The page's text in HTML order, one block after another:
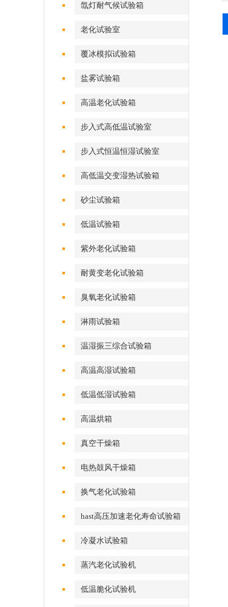
氙灯耐气候试验箱
老化试验室
覆冰模拟试验箱
盐雾试验箱
高温老化试验箱
步入式高低温试验室
步入式恒温恒湿试验室
高低温交变湿热试验箱
砂尘试验箱
低温试验箱
紫外老化试验箱
耐黄变老化试验箱
臭氧老化试验箱
淋雨试验箱
温湿振三综合试验箱
高温高湿试验箱
低温低湿试验箱
高温烘箱
真空干燥箱
电热鼓风干燥箱
换气老化试验箱
hast高压加速老化寿命试验箱
冷凝水试验箱
蒸汽老化试验机
低温脆化试验机